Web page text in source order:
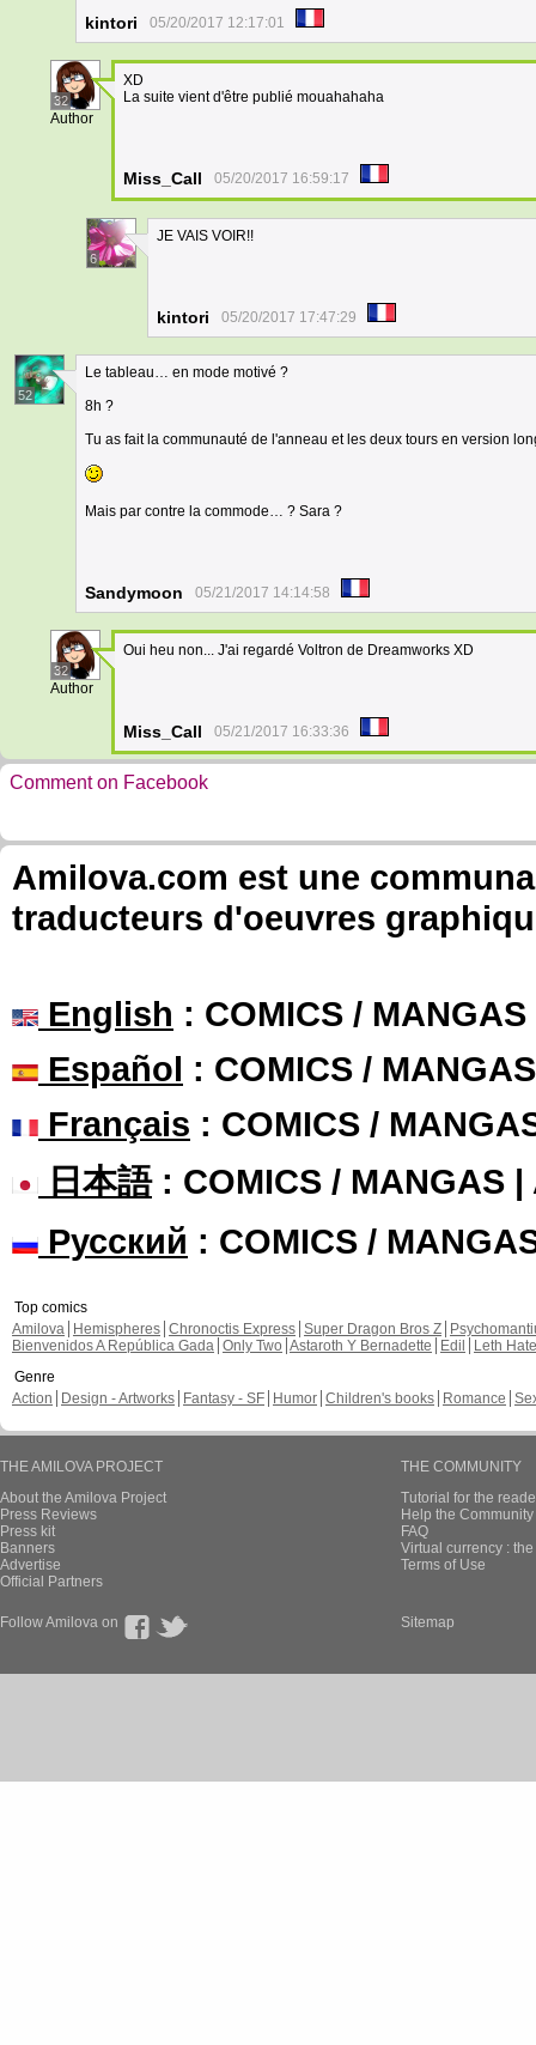
kintori 05/20/2017 12:17:01
32
Author
XD
La suite vient d'être publié mouahahaha
Miss_Call 05/20/2017 16:59:17
6
JE VAIS VOIR!!
kintori 05/20/2017 17:47:29
52
Le tableau… en mode motivé ?
8h ?
Tu as fait la communauté de l'anneau et les deux tours en version
Mais par contre la commode… ? Sara ?
Sandymoon 05/21/2017 14:14:58
32
Author
Oui heu non... J'ai regardé Voltron de Dreamworks XD
Miss_Call 05/21/2017 16:33:36
Comment on Facebook
Amilova.com est une
traducteurs d'oeuvres
English : COMICS /
Español : COMICS /
Français : COMICS /
日本語: COMICS / MANGAS |
Русский : COMICS /
Top comics
Amilova
Hemispheres Chronoctis Express Super Dragon Bros Z
Bienvenidos A República Gada Only Two Astaroth Y Bernadette Edil
Leth Hate
Genre
Action
Design - Artworks Fantasy - SF Humor Children's books Romance
THE AMILOVA PROJECT
About the Amilova Project
Press Reviews
Press kit
Banners
Advertise
Official Partners
THE COMMUNITY
Tutorial for the
Help the
FAQ
Virtual currency :
Terms of Use
Follow Amilova on Sitemap